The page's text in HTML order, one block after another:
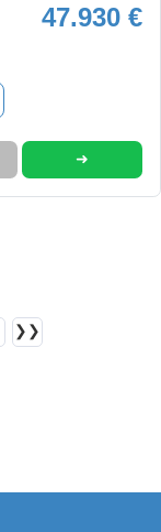
47.930 €
➜
❯❯